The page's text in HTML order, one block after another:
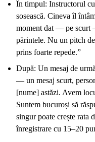
În timpul: Instructorul
sosească. Cineva îl
moment dat — pe scurt
părintele. Nu un pitch
prins foarte repede.”
După: Un mesaj de
— un mesaj scurt,
[nume] astăzi. Avem
Suntem bucuroși să
singur poate crește rata
înregistrare cu 15–20